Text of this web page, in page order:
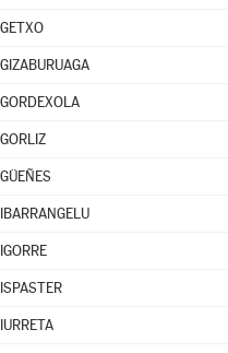
GETXO
GIZABURUAGA
GORDEXOLA
GORLIZ
GÜEÑES
IBARRANGELU
IGORRE
ISPASTER
IURRETA